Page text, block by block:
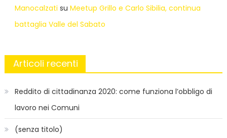
Manocalzati su Meetup Grillo e Carlo Sibilia, continua
battaglia Valle del Sabato
Articoli recenti
Reddito di cittadinanza 2020: come funziona l’obbligo di
lavoro nei Comuni
(senza titolo)